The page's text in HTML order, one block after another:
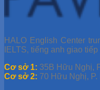
HALO English Center
IELTS, tiếng anh giao
Cơ sở 1: 35B Hữu Nghị,
Cơ sở 2: 70 Hữu Nghị,